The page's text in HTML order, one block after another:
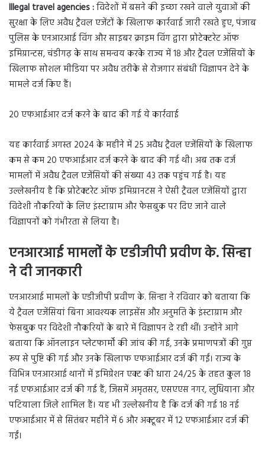
Illegal travel agencies :विदेशों में बसने की इच्छा रखने वाले युवाओं की
सुरक्षा के लिए अवैध ट्रैवल एजेंटों के खिलाफ कार्रवाई जारी रखते हुए, पंजाब
पुलिस के एनआरआई विंग और साइबर क्राइम विंग द्वारा प्रोटेक्टरेट ऑफ
इमिग्रान्टस, चंडीगढ़ के साथ समन्वय करके राज्य में 18 और ट्रैवल एजेंसियों के
खिलाफ सोशल मीडिया पर अवैध तरीके से रोजगार संबंधी विज्ञापन देने के
मामले दर्ज किए हैं।
20 एफआईआर दर्ज करने के बाद की गई ये कार्रवाई
यह कार्रवाई अगस्त 2024 के महीने में 25 अवैध ट्रैवल एजेंसियों के खिलाफ
कम से कम 20 एफआईआर दर्ज करने के बाद की गई थी। अब तक दर्ज
मामलों में अवैध ट्रैवल एजेंसियों की संख्या 43 तक पहुंच गई है। यह
उल्लेखनीय है कि प्रोटेक्टरेट ऑफ इमिग्रानटस ने ऐसी ट्रैवल एजेंसियों द्वारा
विदेशी नौकरियों के लिए इंस्टाग्राम और फेसबुक पर दिए जाने वाले
विज्ञापनों को गंभीरता से लिया है।
एनआरआई मामलों के एडीजीपी प्रवीण के. सिन्हा
ने दी जानकारी
एनआरआई मामलों के एडीजीपी प्रवीण के. सिन्हा ने रविवार को बताया कि
ये ट्रैवल एजेंसियां बिना आवश्यक लाइसेंस और अनुमति के इंस्टाग्राम और
फेसबुक पर विदेशी नौकरियों के बारे में विज्ञापन दे रही थीं। उन्होंने आगे
बताया कि ऑनलाइन प्लेटफार्मों की जांच की गई, उनके प्रमाणपत्रों की गुप्त
रूप से पुष्टि की गई और उनके खिलाफ एफआईआर दर्ज की गईं। राज्य के
विभिन्न एनआरआई थानों में इमिग्रेशन एक्ट की धारा 24/25 के तहत कुल 18
नई एफआईआर दर्ज की गई हैं, जिसमें अमृतसर, एसएएस नगर, लुधियाना और
पटियाला जिले शामिल हैं। यह भी उल्लेखनीय है कि दर्ज की गई 18 नई
एफआईआर में से सितंबर महीने में 6 और अक्टूबर में 12 एफआईआर दर्ज की
गईं।